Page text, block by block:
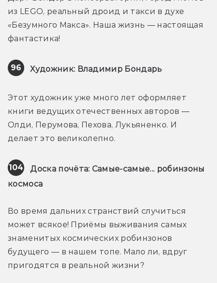
из LEGO, реальный дроид и такси в духе
«Безумного Макса». Наша жизнь — настоящая
фантастика!
96 Художник: Владимир Бондарь
Этот художник уже много лет оформляет
книги ведущих отечественных авторов —
Олди, Перумова, Пехова, Лукьяненко. И
делает это великолепно.
104
Доска почёта: Самые-самые... робинзоны
космоса
Во время дальних странствий случиться
может всякое! Приёмы выживания самых
знаменитых космических робинзонов
будущего — в нашем топе. Мало ли, вдруг
пригодятся в реальной жизни?